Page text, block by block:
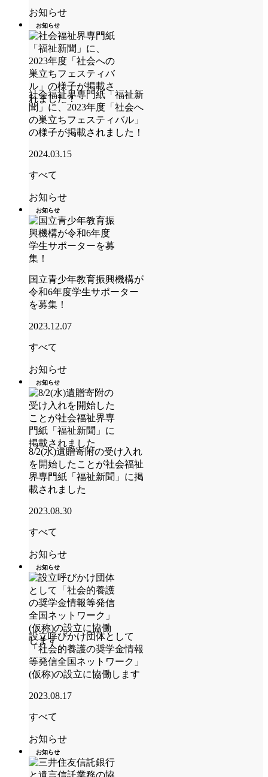
お知らせ
お知らせ
社会福祉界専門紙「福祉新
聞」に、2023年度「社会へ
の巣立ちフェスティバル」
の様子が掲載されました！
2024.03.15
すべて
お知らせ
お知らせ
国立青少年教育振興機構が
令和6年度学生サポーター
を募集！
2023.12.07
すべて
お知らせ
お知らせ
8/2(水)遺贈寄附の受け入れ
を開始したことが社会福祉
界専門紙「福祉新聞」に掲
載されました
2023.08.30
すべて
お知らせ
お知らせ
設立呼びかけ団体として
「社会的養護の奨学金情報
等発信全国ネットワーク」
(仮称)の設立に協働します
2023.08.17
すべて
お知らせ
お知らせ